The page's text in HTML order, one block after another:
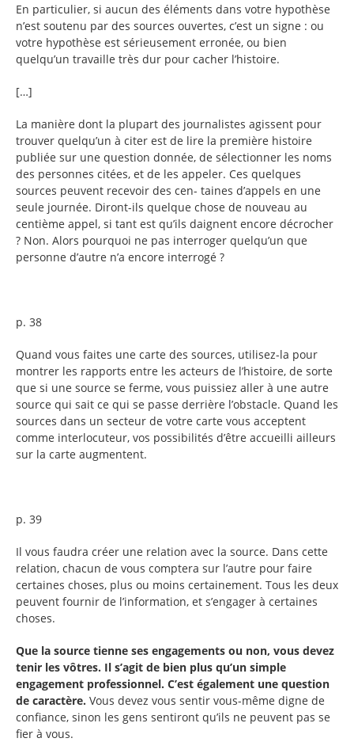
En particulier, si aucun des éléments dans votre hypothèse
n’est soutenu par des sources ouvertes, c’est un signe : ou
votre hypothèse est sérieusement erronée, ou bien
quelqu’un travaille très dur pour cacher l’histoire.
[…]
La manière dont la plupart des journalistes agissent pour
trouver quelqu’un à citer est de lire la première histoire
publiée sur une question donnée, de sélectionner les noms
des personnes citées, et de les appeler. Ces quelques
sources peuvent recevoir des cen- taines d’appels en une
seule journée. Diront-ils quelque chose de nouveau au
centième appel, si tant est qu’ils daignent encore décrocher
? Non. Alors pourquoi ne pas interroger quelqu’un que
personne d’autre n’a encore interrogé ?
p. 38
Quand vous faites une carte des sources, utilisez-la pour
montrer les rapports entre les acteurs de l’histoire, de sorte
que si une source se ferme, vous puissiez aller à une autre
source qui sait ce qui se passe derrière l’obstacle. Quand les
sources dans un secteur de votre carte vous acceptent
comme interlocuteur, vos possibilités d’être accueilli ailleurs
sur la carte augmentent.
p. 39
Il vous faudra créer une relation avec la source. Dans cette
relation, chacun de vous comptera sur l’autre pour faire
certaines choses, plus ou moins certainement. Tous les deux
peuvent fournir de l’information, et s’engager à certaines
choses.
Que la source tienne ses engagements ou non, vous devez
tenir les vôtres. Il s’agit de bien plus qu’un simple
engagement professionnel. C’est également une question
de caractère. Vous devez vous sentir vous-même digne de
confiance, sinon les gens sentiront qu’ils ne peuvent pas se
fier à vous.